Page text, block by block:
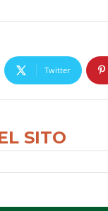
Twitter
SITO